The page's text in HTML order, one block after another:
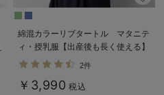
綿混カラーリブタートル マタニテ
ィ・授乳服【出産後も長く使える】
2件
￥3,990 税込